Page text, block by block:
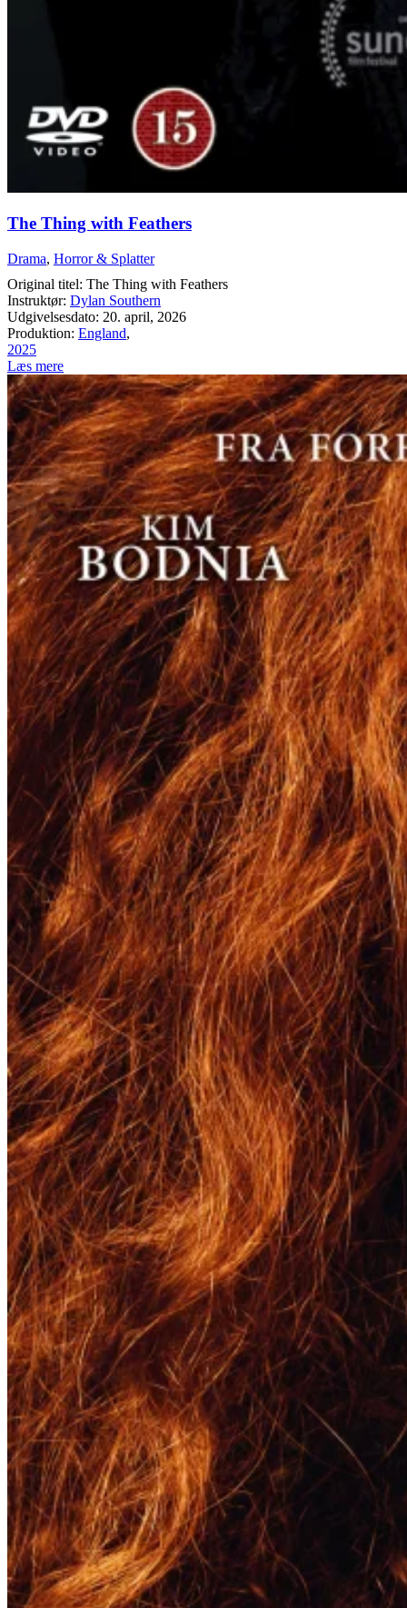
The Thing with Feathers
Drama, Horror & Splatter
Original titel: The Thing with Feathers
Instruktør: Dylan Southern
Udgivelsesdato: 20. april, 2026
Produktion: England,
2025
Læs mere